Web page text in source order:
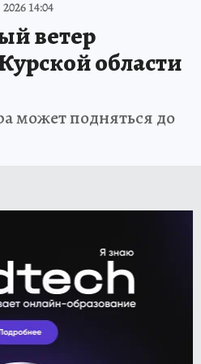
14:04
ветер
области
может подняться до